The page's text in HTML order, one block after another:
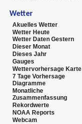
Wetter
Akuelles Wetter
Wetter Heute
Wetter Daten Gestern
Dieser Monat
Dieses Jahr
Gauges
Wettervorhersage Karte
7 Tage Vorhersage
Diagramme
Monatliche
Zusammenfassung
Rekordwerte
NOAA Reports
Webcam